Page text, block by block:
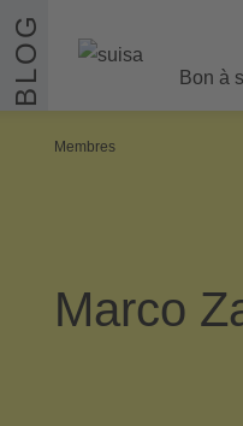
Aller au contenu
BLOG Bon à
Membres
Marco